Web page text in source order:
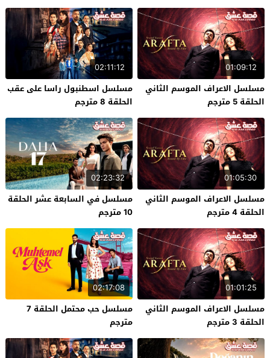
01:09:12
مسلسل الاعراف الموسم الثاني
الحلقة 5 مترجم
02:11:12
مسلسل اسطنبول راسا على عقب
الحلقة 8 مترجم
01:05:30
مسلسل الاعراف الموسم الثاني
الحلقة 4 مترجم
02:23:32
مسلسل في السابعة عشر الحلقة
10 مترجم
01:01:25
مسلسل الاعراف الموسم الثاني
الحلقة 3 مترجم
02:17:08
مسلسل حب محتمل الحلقة 7
مترجم